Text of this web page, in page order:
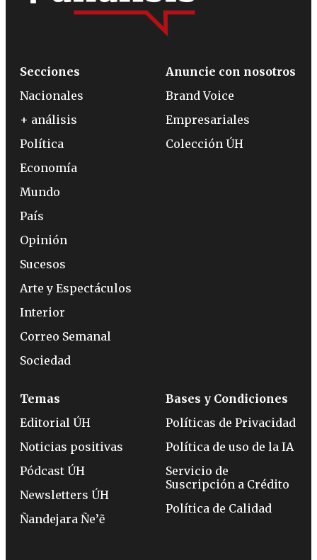
Secciones
Nacionales
+ análisis
Política
Economía
Mundo
País
Opinión
Sucesos
Arte y Espectáculos
Interior
Correo Semanal
Sociedad
Anuncie con nosotros
Brand Voice
Empresariales
Colección ÚH
Temas
Editorial ÚH
Noticias positivas
Pódcast ÚH
Newsletters ÚH
Ñandejara Ñe’ẽ
Bases y Condiciones
Políticas de Privacidad
Política de uso de la IA
Servicio de
Suscripción a Crédito
Política de Calidad